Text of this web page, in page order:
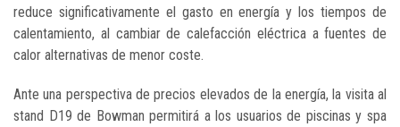
reduce significativamente el gasto en energía y los tiempos de
calentamiento, al cambiar de calefacción eléctrica a fuentes de
calor alternativas de menor coste.
Ante una perspectiva de precios elevados de la energía, la visita al
stand D19 de Bowman permitirá a los usuarios de piscinas y spa